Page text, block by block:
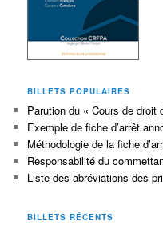
BILLETS POPULAIRES
Parution du « Cours de droit
Exemple de fiche d’arrêt
Méthodologie de la fiche
Responsabilité du
Liste des abréviations des
BILLETS RÉCENTS